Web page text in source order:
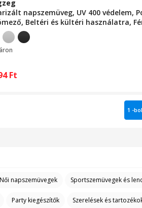
napszemüveg, UV 400
Beltéri és kültéri használatra,
Ft
1 -
Női napszemüvegek Sportszemüvegek és
Party kiegészítők Szerelések és